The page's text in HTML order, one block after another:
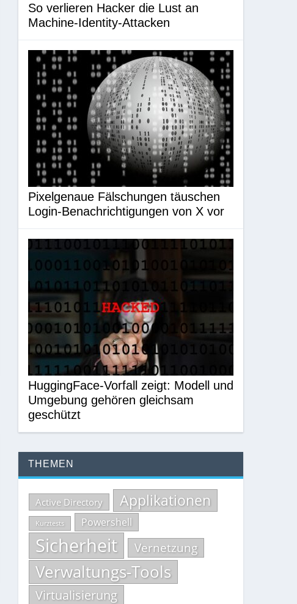
So verlieren Hacker die Lust an
Machine-Identity-Attacken
Pixelgenaue Fälschungen täuschen
Login-Benachrichtigungen von X vor
HuggingFace-Vorfall zeigt: Modell und
Umgebung gehören gleichsam
geschützt
THEMEN
Active Directory Applikationen
Kurztests Powershell
Sicherheit Vernetzung
Verwaltungs-Tools
Virtualisierung